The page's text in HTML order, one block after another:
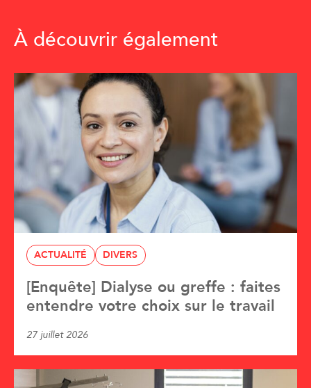
À découvrir également
ACTUALITÉ DIVERS
[Enquête] Dialyse ou greffe : faites
entendre votre choix sur le travail
27 juillet 2026